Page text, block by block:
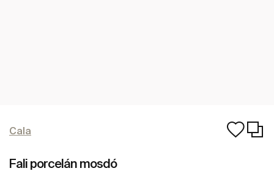
Cala
Fali porcelán mosdó